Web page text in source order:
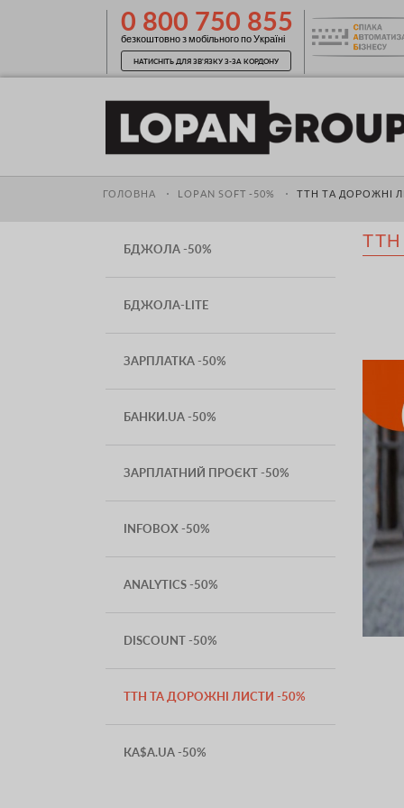
0 800 750 855
безкоштовно з мобільного по Україні
НАТИСНІТЬ ДЛЯ ЗВ'ЯЗКУ З-ЗА КОРДОНУ
ГОЛОВНА LOPAN SOFT -50% ТТН ТА ДОРОЖНІ
БДЖОЛА -50%
БДЖОЛА-LITE
ЗАРПЛАТКА -50%
БАНКИ.UA -50%
ЗАРПЛАТНИЙ ПРОЄКТ -50%
INFOBOX -50%
ANALYTICS -50%
DISCOUNT -50%
ТТН ТА ДОРОЖНІ ЛИСТИ -50%
КА$А.UA -50%